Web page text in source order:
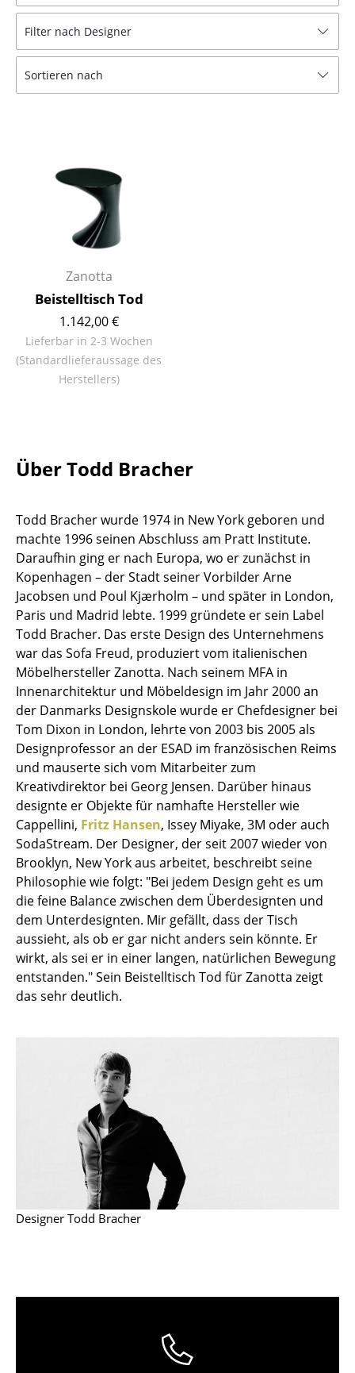
Bänke & Liegen
Sitzsäcke
Schaukelstühle
Bürodrehstühle
Konferenzstühle
Bürosessel
Einzelteile
... alle Sitzmöbel
Tische
Couchtische
Sekretäre & PC-Tische
Konferenztische
Stehtische & Stehpulte
Kindertische
Gartentische
Servierwagen
Einzelteile
... alle Tische
Aufbewahren
Regale & Schränke
Bücherregale
Wandregale
Sideboards & Kommoden
TV Möbel
Beistell- & Rollcontainer
Garderoben
Kleinaufbewahrung
Einzelteile
... alle Aufbewahrungsmöbel
Hängeleuchten & Deckenleuchten
Filter nach Designer
Sortieren nach
Zanotta
Beistelltisch Tod
1.142,00 €
Lieferbar in 2-3 Wochen
(Standardlieferaussage des
Herstellers)
Über Todd Bracher
Todd Bracher wurde 1974 in New York geboren und
machte 1996 seinen Abschluss am Pratt Institute.
Daraufhin ging er nach Europa, wo er zunächst in
Kopenhagen – der Stadt seiner Vorbilder Arne
Jacobsen und Poul Kjærholm – und später in London,
Paris und Madrid lebte. 1999 gründete er sein Label
Todd Bracher. Das erste Design des Unternehmens
war das Sofa Freud, produziert vom italienischen
Möbelhersteller Zanotta. Nach seinem MFA in
Innenarchitektur und Möbeldesign im Jahr 2000 an
der Danmarks Designskole wurde er Chefdesigner bei
Tom Dixon in London, lehrte von 2003 bis 2005 als
Designprofessor an der ESAD im französischen Reims
und mauserte sich vom Mitarbeiter zum
Kreativdirektor bei Georg Jensen. Darüber hinaus
designte er Objekte für namhafte Hersteller wie
Cappellini, Fritz Hansen, Issey Miyake, 3M oder auch
SodaStream. Der Designer, der seit 2007 wieder von
Brooklyn, New York aus arbeitet, beschreibt seine
Philosophie wie folgt: "Bei jedem Design geht es um
die feine Balance zwischen dem Überdesignten und
dem Unterdesignten. Mir gefällt, dass der Tisch
aussieht, als ob er gar nicht anders sein könnte. Er
wirkt, als sei er in einer langen, natürlichen Bewegung
entstanden." Sein Beistelltisch Tod für Zanotta zeigt
das sehr deutlich.
Designer Todd Bracher